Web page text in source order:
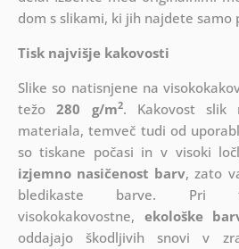
dom s slikami, ki jih najdete samo
Tisk najvišje kakovosti
Slike so natisnjene na
težo280 g/m2. Kakovost slik
materiala, temveč tudi od
so tiskane počasi in v visoki
izjemno nasičenost barv, zato
bledikaste barve. Pri
visokokakovostne, ekološke
oddajajo škodljivih snovi v